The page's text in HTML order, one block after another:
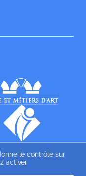
le contrôle sur
activer